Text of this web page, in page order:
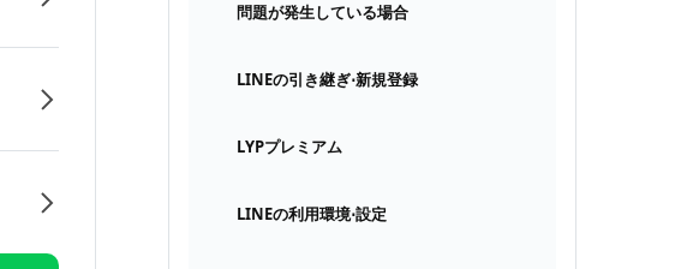
問題が発生している場合
LINEの引き継ぎ⋅新規登録
LYPプレミアム
LINEの利用環境⋅設定